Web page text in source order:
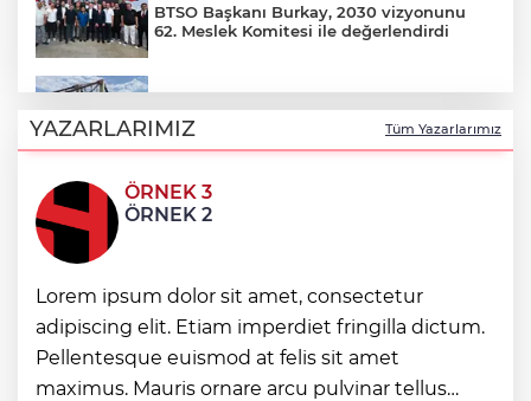
BTSO Başkanı Burkay, 2030 vizyonunu
62. Meslek Komitesi ile değerlendirdi
Balıkesir’de kıyılar anlık takip ediliyor
“Bu Kampta Hayat Var” projesi özel
bireylere yaz tatili sunuyor
Trabzonspor'a büyük destek
Eskişehir'de kırsal mahallelere yeni su
YAZARLARIMIZ Tüm Yazarlarımız
ÖRNEK 3
ÖRNEK 2
Lorem ipsum dolor sit amet, consectetur
adipiscing elit. Etiam imperdiet fringilla dictum.
Pellentesque euismod at felis sit amet
maximus. Mauris ornare arcu pulvinar tellus